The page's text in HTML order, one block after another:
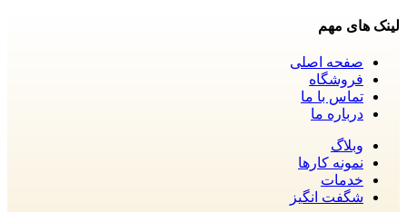
لینک های مهم
صفحه اصلی
فروشگاه
تماس با ما
درباره ما
وبلاگ
نمونه کارها
خدمات
شگفت انگیز